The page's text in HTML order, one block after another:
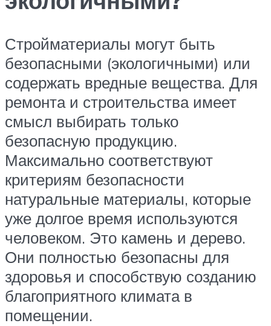
Стройматериалы могут быть
безопасными (экологичными) или
содержать вредные вещества. Для
ремонта и строительства имеет
смысл выбирать только
безопасную продукцию.
Максимально соответствуют
критериям безопасности
натуральные материалы, которые
уже долгое время используются
человеком. Это камень и дерево.
Они полностью безопасны для
здоровья и способствую созданию
благоприятного климата в
помещении.